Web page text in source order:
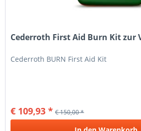
Cederroth First Aid Burn Kit zur
Cederroth BURN First Aid Kit
€ 109,93 * € 150,00 *